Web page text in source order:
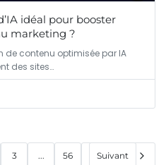
idéal pour booster
marketing ?
de contenu optimisée par IA
des sites…
3 ... 56 Suivant